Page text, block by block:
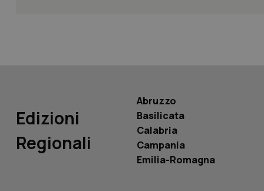
Edizioni
Regionali
Abruzzo
Basilicata
Calabria
Campania
Emilia-Romagna